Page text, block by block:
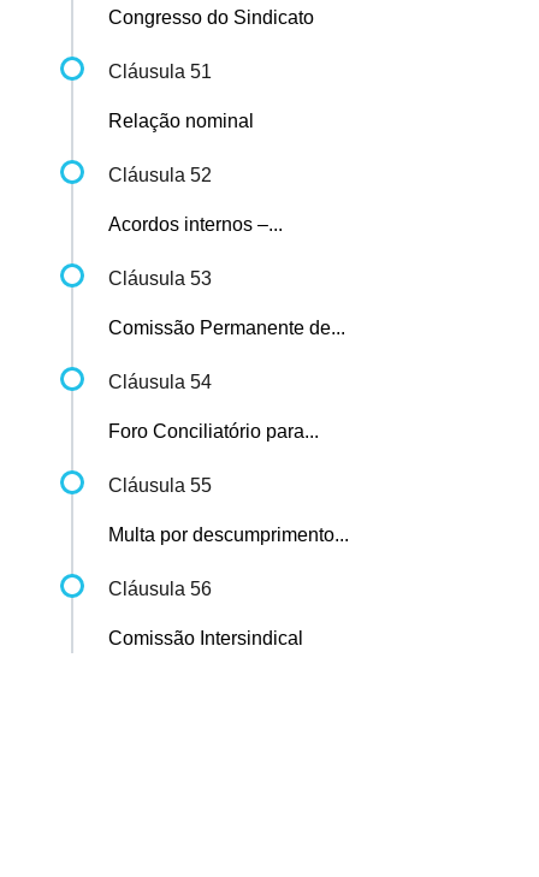
Congresso do Sindicato
Cláusula 51
Relação nominal
Cláusula 52
Acordos internos –...
Cláusula 53
Comissão Permanente de...
Cláusula 54
Foro Conciliatório para...
Cláusula 55
Multa por descumprimento...
Cláusula 56
Comissão Intersindical